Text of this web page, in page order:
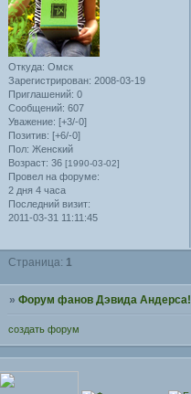
Откуда: Омск
Зарегистрирован: 2008-03-19
Приглашений: 0
Сообщений: 607
Уважение: [+3/-0]
Позитив: [+6/-0]
Пол: Женский
Возраст: 36 [1990-03-02]
Провел на форуме:
2 дня 4 часа
Последний визит:
2011-03-31 11:11:45
Страница: 1
»Форум фанов Дэвида Андерса!
создать форум